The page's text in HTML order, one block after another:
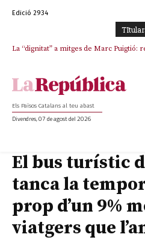
Edició 2934
La “dignitat” a mitges de Marc Puigtió:
Els Països Catalans al teu abast
Divendres, 07 de agost del 2026
El bus turístic
tanca la
prop d’un 9%
viatgers que